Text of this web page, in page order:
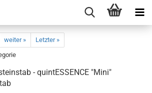
weiter »
Letzter »
- quintESSENCE "Mini"